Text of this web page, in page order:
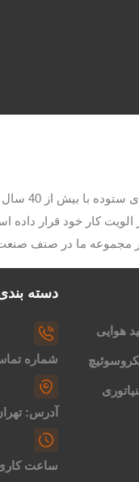
با
کار خود قرار داده
مجموعه ما در صنف
هوایی
دسته
شماره تماس: 33118060
آدرس:
ساعت کاری: